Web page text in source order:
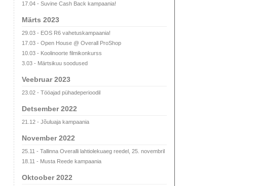
17.04 - Suvine Cash Back kampaania!
Märts 2023
29.03 - EOS R6 vahetuskampaania!
17.03 - Open House @ Overall ProShop
10.03 - Koolinoorte filmikonkurss
3.03 - Märtsikuu soodused
Veebruar 2023
23.02 - Tööajad pühadeperioodil
Detsember 2022
21.12 - Jõuluaja kampaania
November 2022
25.11 - Tallinna Overalli lahtiolekuaeg reedel, 25. novembril
18.11 - Musta Reede kampaania
Oktoober 2022